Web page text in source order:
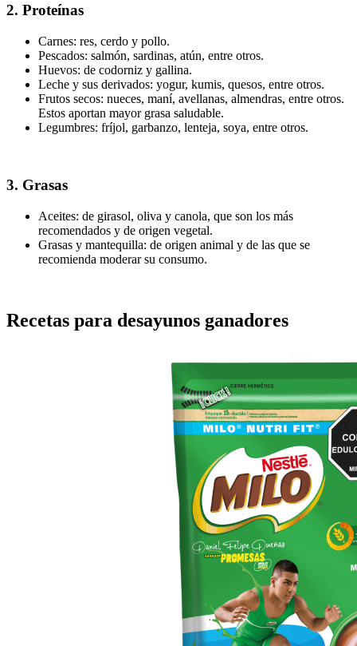
2. Proteínas
Carnes: res, cerdo y pollo.
Pescados: salmón, sardinas, atún, entre otros.
Huevos: de codorniz y gallina.
Leche y sus derivados: yogur, kumis, quesos, entre otros.
Frutos secos: nueces, maní, avellanas, almendras, entre otros.
Estos aportan mayor grasa saludable.
Legumbres: fríjol, garbanzo, lenteja, soya, entre otros.
3. Grasas
Aceites: de girasol, oliva y canola, que son los más
recomendados y de origen vegetal.
Grasas y mantequilla: de origen animal y de las que se
recomienda moderar su consumo.
Recetas para desayunos ganadores